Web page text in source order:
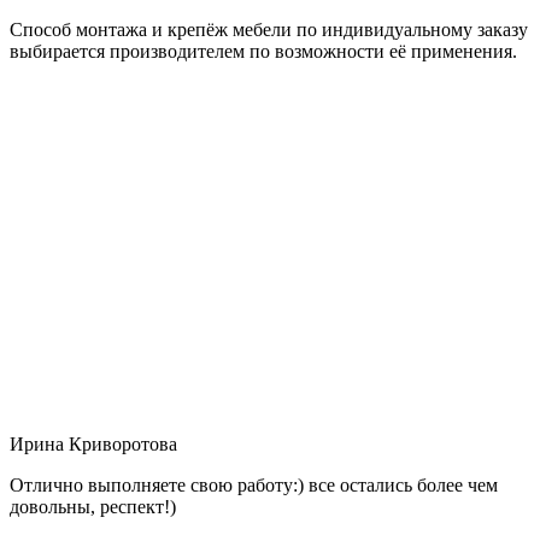
Способ монтажа и крепёж мебели по индивидуальному заказу
выбирается производителем по возможности её применения.
Ирина Криворотова
Отлично выполняете свою работу:) все остались более чем
довольны, респект!)